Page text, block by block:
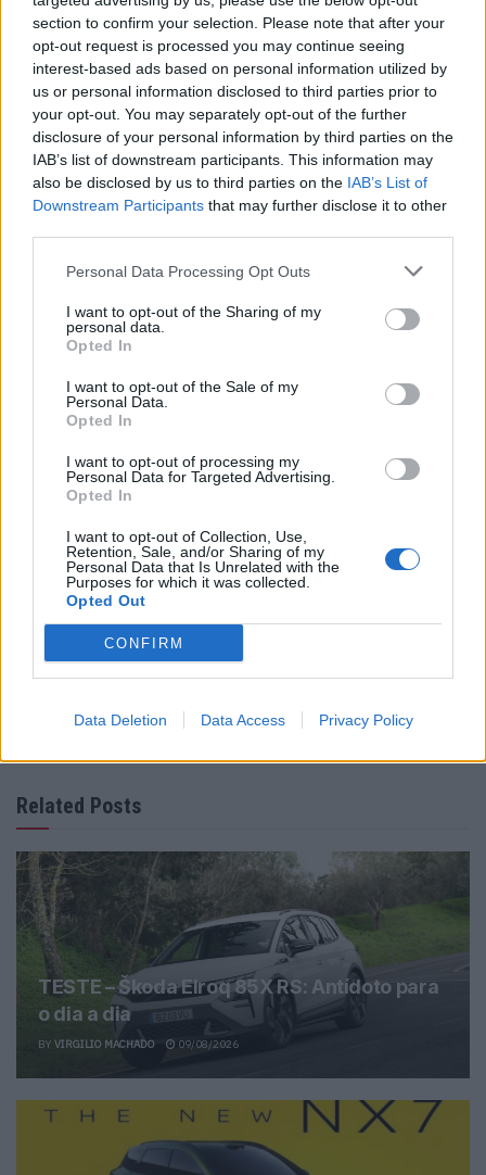
section to confirm your selection. Please note that after your
opt-out request is processed you may continue seeing
interest-based ads based on personal information utilized by
us or personal information disclosed to third parties prior to
your opt-out. You may separately opt-out of the further
disclosure of your personal information by third parties on the
IAB’s list of downstream participants. This information may
also be disclosed by us to third parties on the IAB’s List of
Downstream Participants that may further disclose it to other
Personal Data Processing Opt Outs
I want to opt-out of the Sharing of my
personal data.
Opted In
I want to opt-out of the Sale of my
Personal Data.
Opted In
I want to opt-out of processing my
Personal Data for Targeted Advertising.
Opted In
I want to opt-out of Collection, Use,
Retention, Sale, and/or Sharing of my
Personal Data that Is Unrelated with the
Purposes for which it was collected.
Opted Out
CONFIRM
Data Deletion Data Access Privacy Policy
Desconfie de “avisos” repentinossobre problemas
no carro.
Veja como atuava uma rede semana desmantelada esta
semana em Espanha:
milhões de euros
Related Posts
TESTE – Škoda Elroq 85X RS: Antídoto para
o dia a dia
BY VIRGILIO MACHADO 09/08/2026